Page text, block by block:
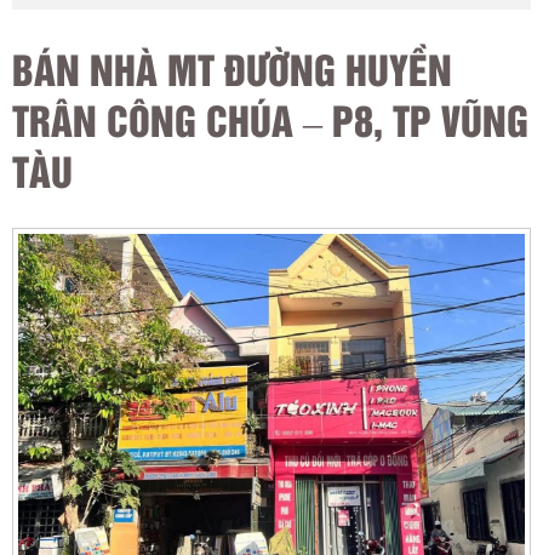
BÁN NHÀ MT ĐƯỜNG HUYỀN
TRÂN CÔNG CHÚA – P8, TP VŨNG
TÀU